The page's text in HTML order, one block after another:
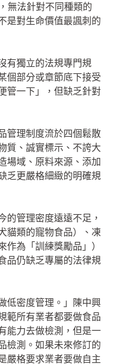
無法針對不同種類的
是對生命價值最諷刺的
有獨立的法規專門規
個部分或章節底下接受
管一下」，但缺乏針對
管理制度流於四個鬆散
質、誠實標示、不誇大
場域、原料來源、添加
乏更嚴格細緻的明確規
的管理密度遠遠不足，
貓類的寵物食品）、凍
作為「訓練獎勵品」）
品仍缺乏專屬的法律規
低密度管理。」陳中興
範所有業者都要做食品
能力去做檢測，但是一
檢測。如果未來修訂的
嚴格要求業者要做自主